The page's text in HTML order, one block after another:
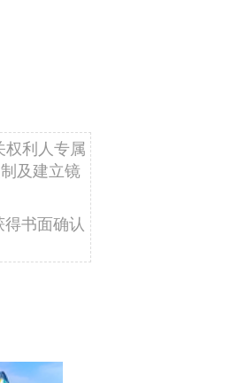
权利人专属
及建立镜
得书面确认